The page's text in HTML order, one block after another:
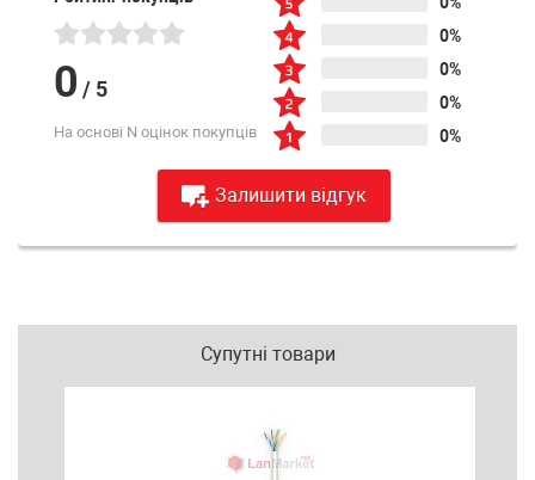
0 / 5
На основі N оцінок покупців
0%
0%
0%
0%
Залишити відгук
Супутні товари